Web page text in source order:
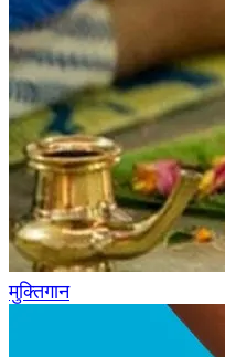
मुक्तिगान